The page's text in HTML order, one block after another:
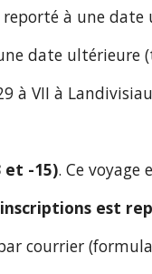
reporté à une
date
à VII à
et -15). Ce
est
courrier